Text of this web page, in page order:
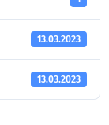
13.03.2023
13.03.2023